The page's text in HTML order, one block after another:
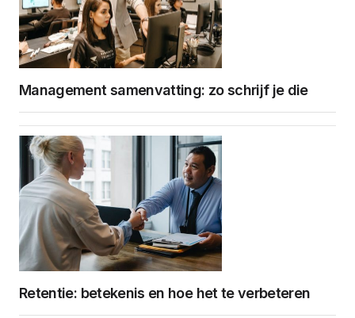
Management samenvatting: zo schrijf je die
Retentie: betekenis en hoe het te verbeteren